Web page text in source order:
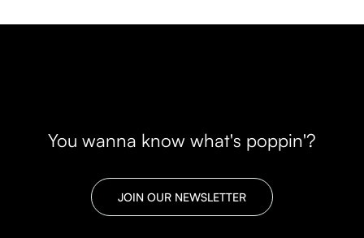
You wanna know what's poppin'?
JOIN OUR NEWSLETTER
JOIN OUR NEWSLETTER